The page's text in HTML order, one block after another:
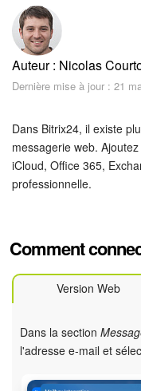
Sécurité dans
Démarrer sur
Actualités
Tâches et projets
Calendriers
Bitrix24 Drive
Auteur : Nicolas
Dernière mise à jour : 21
Dans Bitrix24, il existe
messagerie web.
iCloud, Office 365,
professionnelle.
Comment
Version Web
Dans la section
l'adresse e-mail et